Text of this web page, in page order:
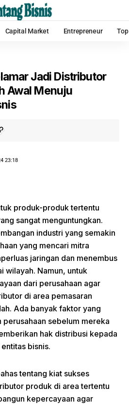
Capital Market Entrepreneur
Jadi Distributor
Awal Menuju
23:18
produk-produk tertentu
sangat menguntungkan.
industri yang semakin
yang mencari mitra
jaringan dan menembus
wilayah. Namun, untuk
dari perusahaan agar
di area pemasaran
Ada banyak faktor yang
sebelum mereka
hak distribusi kepada
bisnis.
tentang kiat sukses
produk di area tertentu
kepercayaan agar